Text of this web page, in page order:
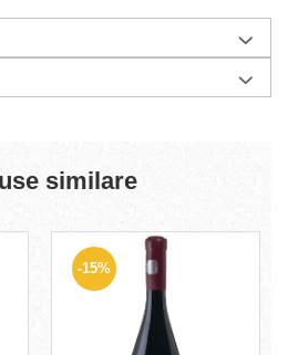
similare
-15%